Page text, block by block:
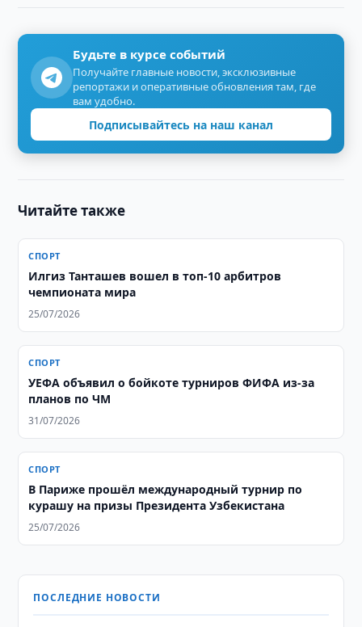
Будьте в курсе событий
Получайте главные новости, эксклюзивные
репортажи и оперативные обновления там, где
вам удобно.
Подписывайтесь на наш канал
Читайте также
СПОРТ
Илгиз Танташев вошел в топ-10 арбитров
чемпионата мира
25/07/2026
СПОРТ
УЕФА объявил о бойкоте турниров ФИФА из-за
планов по ЧМ
31/07/2026
СПОРТ
В Париже прошёл международный турнир по
курашу на призы Президента Узбекистана
25/07/2026
ПОСЛЕДНИЕ НОВОСТИ